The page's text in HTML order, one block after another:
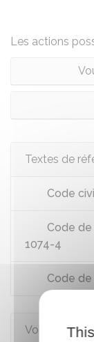
Les actions
Textes de
Code
Code de
1074-4
Code de
Voir aussi